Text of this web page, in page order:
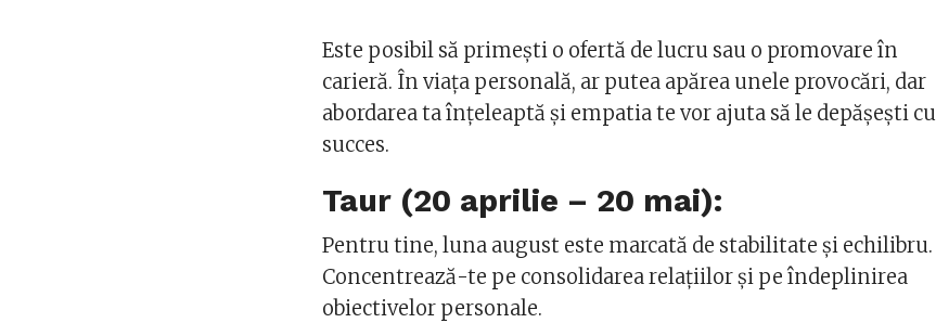
Este posibil să primești o ofertă de lucru sau o promovare în
carieră. În viața personală, ar putea apărea unele provocări, dar
abordarea ta înțeleaptă și empatia te vor ajuta să le depășești cu
succes.
Taur (20 aprilie – 20 mai):
Pentru tine, luna august este marcată de stabilitate și echilibru.
Concentrează-te pe consolidarea relațiilor și pe îndeplinirea
obiectivelor personale.